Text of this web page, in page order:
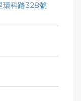
環科路328號